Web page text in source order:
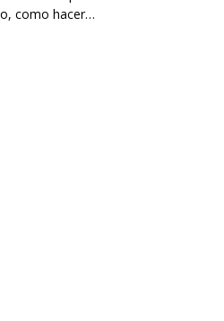
como hacer…